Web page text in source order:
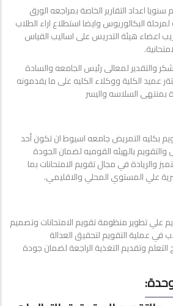
اعداد التقارير الخاصة بمراجعه الورق
لمرحلة البكالوريوس وايضا استطلاع اراء الطلاب
اعضاء هيئة التدريس على اساليب القياس
والتقدير لمعالى رئيس الجامعه والسادة
عميد الكلية ووكلاء الكليه على ما يقدمونه
بمنتهى السلاسه واليسر
بكليه التمريض جامعه اسيوط ان تكون أحد
بالهيئه القوميه لضمان الجودة
والريادة في مجال تقويم الامتحانات بما
علي المستوي المحلي والاقليمي.
علي تطوير منظومة تقويم الامتحانات وتصميم
في عملية التقويم لتحقيق العدالة
وتقديم التغذية الراجعة لضمان جودة